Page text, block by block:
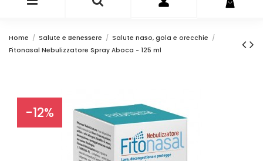
Home Salute e Benessere
Salute naso, gola e orecchie
Fitonasal Nebulizzatore Spray Aboca - 125 ml
-12%